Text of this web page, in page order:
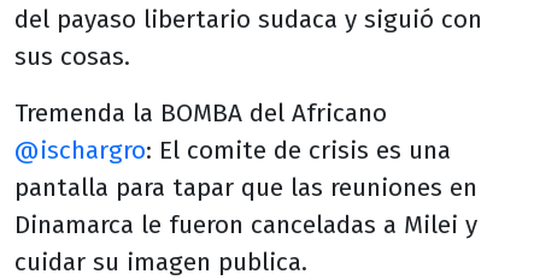
del payaso libertario sudaca y siguió con
sus cosas.
Tremenda la BOMBA del Africano
@ischargro: El comite de crisis es una
pantalla para tapar que las reuniones en
Dinamarca le fueron canceladas a Milei y
cuidar su imagen publica.